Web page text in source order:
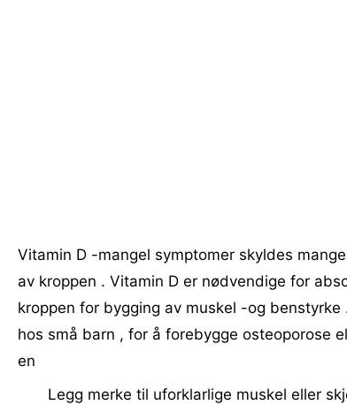
Vitamin D -mangel symptomer skyldes
av kroppen . Vitamin D er nødvendige for
kroppen for bygging av muskel -og
hos små barn , for å forebygge osteoporose
en
Legg merke til uforklarlige muskel eller